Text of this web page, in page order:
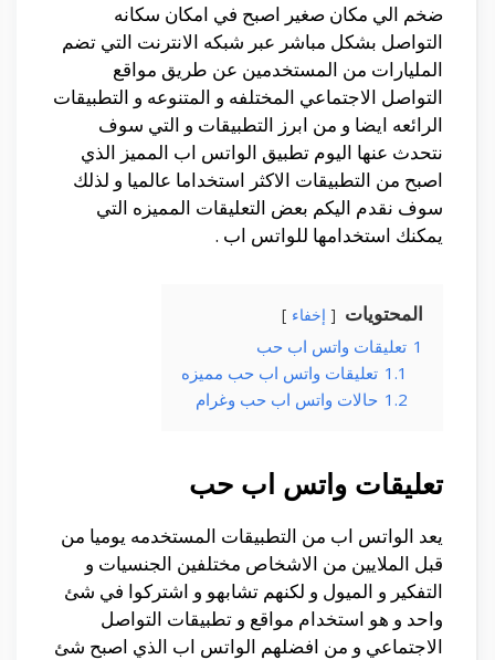
ضخم الي مكان صغير اصبح في امكان سكانه
التواصل بشكل مباشر عبر شبكه الانترنت التي تضم
المليارات من المستخدمين عن طريق مواقع
التواصل الاجتماعي المختلفه و المتنوعه و التطبيقات
الرائعه ايضا و من ابرز التطبيقات و التي سوف
نتحدث عنها اليوم تطبيق الواتس اب المميز الذي
اصبح من التطبيقات الاكثر استخداما عالميا و لذلك
سوف نقدم اليكم بعض التعليقات المميزه التي
يمكنك استخدامها للواتس اب .
المحتويات إخفاء
1 تعليقات واتس اب حب
1.1 تعليقات واتس اب حب مميزه
1.2 حالات واتس اب حب وغرام
تعليقات واتس اب حب
يعد الواتس اب من التطبيقات المستخدمه يوميا من
قبل الملايين من الاشخاص مختلفين الجنسيات و
التفكير و الميول و لكنهم تشابهو و اشتركوا في شئ
واحد و هو استخدام مواقع و تطبيقات التواصل
الاجتماعي و من افضلهم الواتس اب الذي اصبح شئ